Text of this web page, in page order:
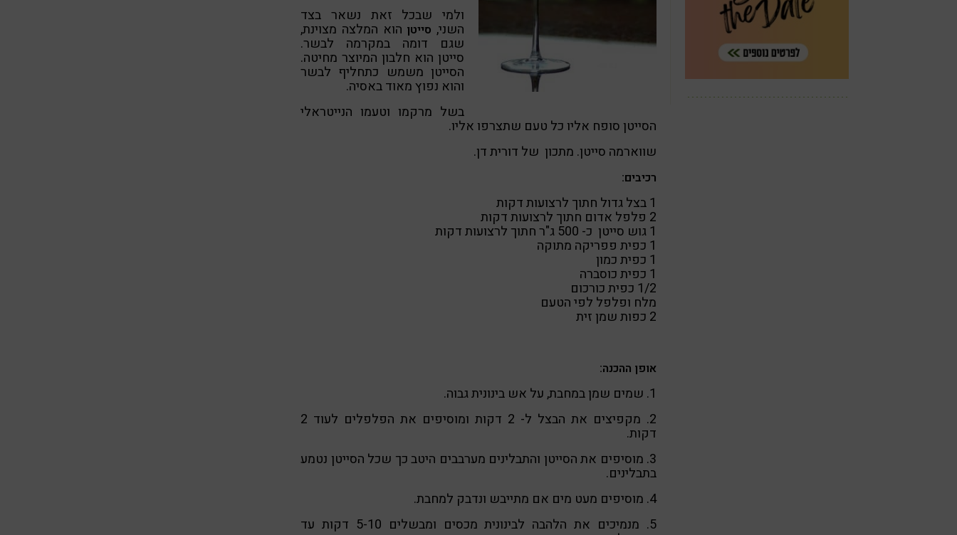
ולמי שבכל זאת נשאר בצד
השני, סייטן הוא המלצה מצוינת,
שגם דומה במקרמה לבשר.
סייטן הוא חלבון המיוצר מחיטה.
הסייטן משמש כתחליף לבשר
והוא נפוץ מאוד באסיה.
בשל מרקמו וטעמו הנייטראלי
הסייטן סופח אליו כל טעם שתצרפו אליו.
שווארמה סייטן. מתכון של דורית דן.
רכיבים:
1 בצל גדול חתוך לרצועות דקות
2 פלפל אדום חתוך לרצועות דקות
1 גוש סייטן כ- 500 ג"ר חתוך לרצועות דקות
1 כפית פפריקה מתוקה
1 כפית כמון
1 כפית כוסברה
1/2 כפית כורכום
מלח ופלפל לפי הטעם
2 כפות שמן זית
אופן ההכנה:
1. שמים שמן במחבת, על אש בינונית גבוה.
2. מקפיצים את הבצל ל- 2 דקות ומוסיפים את הפלפלים לעוד 2
דקות.
3. מוסיפים את הסייטן והתבלינים מערבבים היטב כך שכל הסייטן נטמע
בתבלינים.
4. מוסיפים מעט מים אם מתייבש ונדבק למחבת.
5. מנמיכים את הלהבה לבינונית מכסים ומבשלים 5-10 דקות עד